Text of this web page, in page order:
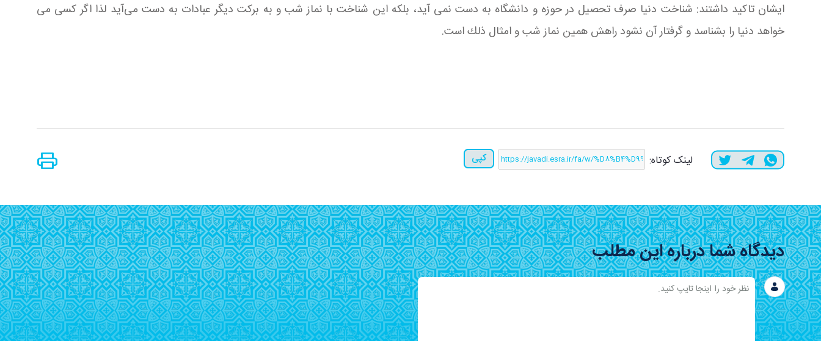
ایشان تاکید داشتند: شناخت دنیا صرف تحصیل در حوزه و دانشگاه به دست نمی آید، بلکه این شناخت با نماز شب و به برکت دیگر عبادات به دست می‌آید لذا اگر کسی می
خواهد دنیا را بشناسد و گرفتار آن نشود راهش همین نماز شب و امثال ذلك است.
لینک کوتاه: کپی
دیدگاه شما درباره این مطلب